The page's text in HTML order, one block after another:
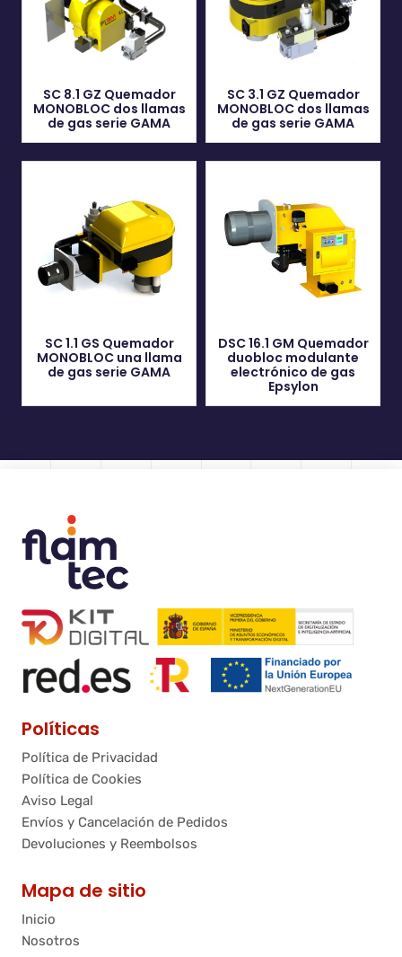
SC 8.1 GZ Quemador
MONOBLOC dos llamas
de gas serie GAMA
SC 3.1 GZ Quemador
MONOBLOC dos llamas
de gas serie GAMA
SC 1.1 GS Quemador
MONOBLOC una llama
de gas serie GAMA
DSC 16.1 GM Quemador
duobloc modulante
electrónico de gas
Epsylon
Políticas
Política de Privacidad
Política de Cookies
Aviso Legal
Envíos y Cancelación de Pedidos
Devoluciones y Reembolsos
Mapa de sitio
Inicio
Nosotros